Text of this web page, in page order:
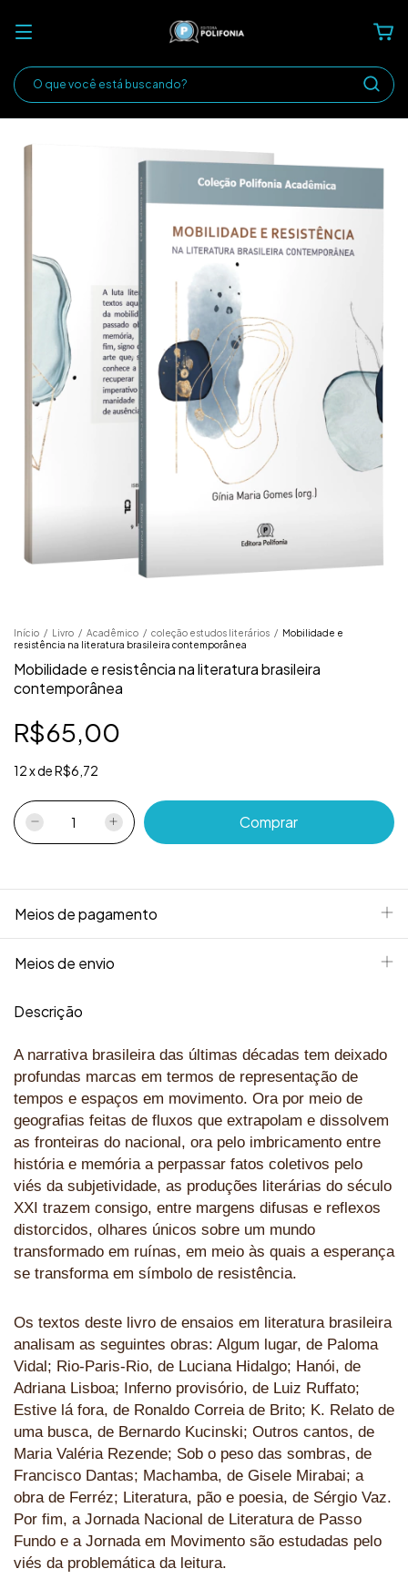
Início / Livro / Acadêmico / coleção estudos literários / Mobilidade e
resistência na literatura brasileira contemporânea
Mobilidade e resistência na literatura brasileira
contemporânea
R$65,00
12xdeR$6,72
Meios de pagamento
Meios de envio
Descrição
A narrativa brasileira das últimas décadas tem deixado
profundas marcas em termos de representação de
tempos e espaços em movimento. Ora por meio de
geografias feitas de fluxos que extrapolam e dissolvem
as fronteiras do nacional, ora pelo imbricamento entre
história e memória a perpassar fatos coletivos pelo
viés da subjetividade, as produções literárias do século
XXI trazem consigo, entre margens difusas e reflexos
distorcidos, olhares únicos sobre um mundo
transformado em ruínas, em meio às quais a esperança
se transforma em símbolo de resistência.
Os textos deste livro de ensaios em literatura brasileira
analisam as seguintes obras: Algum lugar, de Paloma
Vidal; Rio-Paris-Rio, de Luciana Hidalgo; Hanói, de
Adriana Lisboa; Inferno provisório, de Luiz Ruffato;
Estive lá fora, de Ronaldo Correia de Brito; K. Relato de
uma busca, de Bernardo Kucinski; Outros cantos, de
Maria Valéria Rezende; Sob o peso das sombras, de
Francisco Dantas; Machamba, de Gisele Mirabai; a
obra de Ferréz; Literatura, pão e poesia, de Sérgio Vaz.
Por fim, a Jornada Nacional de Literatura de Passo
Fundo e a Jornada em Movimento são estudadas pelo
viés da problemática da leitura.